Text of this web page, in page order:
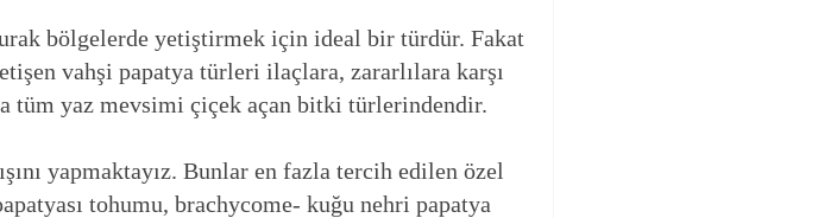
bölgelerde yetiştirmek için ideal bir türdür. Fakat
vahşi papatya türleri ilaçlara, zararlılara karşı
tüm yaz mevsimi çiçek açan bitki türlerindendir.
yapmaktayız. Bunlar en fazla tercih edilen özel
tohumu, brachycome- kuğu nehri papatya